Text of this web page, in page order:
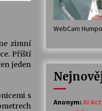
zimní
Příští
jeden
s
WebCam
Anonym: AI